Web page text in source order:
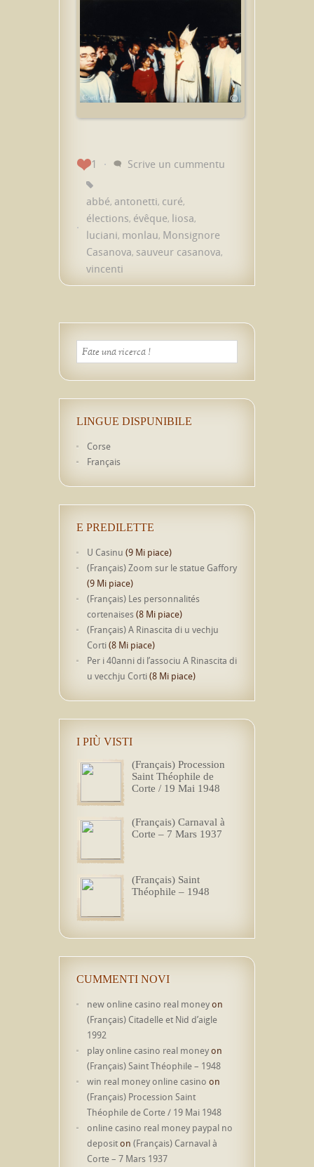
1 Scrive un cummentu
abbé, antonetti, curé,
élections, évêque, liosa,
luciani, monlau, Monsignore
Casanova, sauveur casanova,
vincenti
LINGUE DISPUNIBILE
Corse
Français
E PREDILETTE
U Casinu (9 Mi piace)
(Français) Zoom sur le statue Gaffory
(9 Mi piace)
(Français) Les personnalités
cortenaises (8 Mi piace)
(Français) A Rinascita di u vechju
Corti(8 Mi piace)
Per i 40anni di l’associu A Rinascita di
u vecchju Corti(8 Mi piace)
I PIÙ VISTI
(Français) Procession
Saint Théophile de
Corte / 19 Mai 1948
(Français) Carnaval à
Corte – 7 Mars 1937
(Français) Saint
Théophile – 1948
CUMMENTI NOVI
new online casino real moneyon
(Français) Citadelle et Nid d’aigle
1992
play online casino real moneyon
(Français) Saint Théophile – 1948
win real money online casino on
(Français) Procession Saint
Théophile de Corte / 19 Mai 1948
online casino real money paypal no
depositon (Français) Carnaval à
Corte – 7 Mars 1937